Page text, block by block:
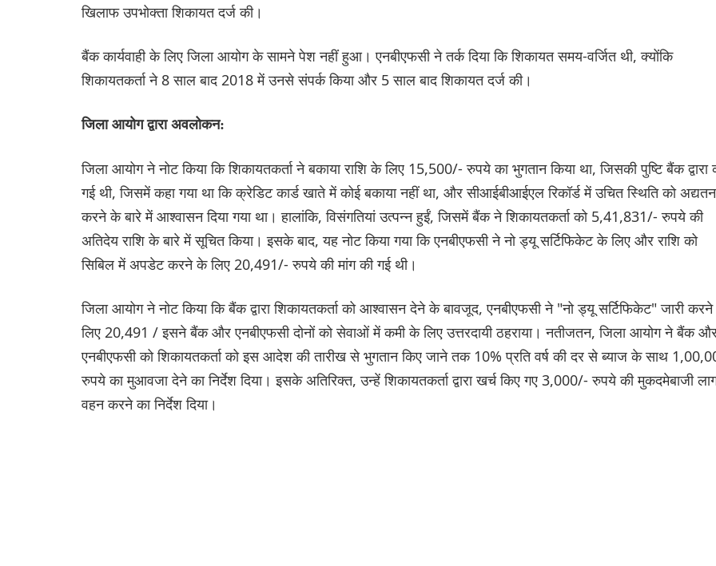
खिलाफ उपभोक्ता शिकायत दर्ज की।
बैंक कार्यवाही के लिए जिला आयोग के सामने पेश नहीं हुआ। एनबीएफसी ने तर्क दिया कि शिकायत समय-वर्जित थी, क्योंकि
शिकायतकर्ता ने 8 साल बाद 2018 में उनसे संपर्क किया और 5 साल बाद शिकायत दर्ज की।
जिला आयोग द्वारा अवलोकन:
जिला आयोग ने नोट किया कि शिकायतकर्ता ने बकाया राशि के लिए 15,500/- रुपये का भुगतान किया था, जिसकी पुष्टि बैंक द्वारा
गई थी, जिसमें कहा गया था कि क्रेडिट कार्ड खाते में कोई बकाया नहीं था, और सीआईबीआईएल रिकॉर्ड में उचित स्थिति को अद्यतन
करने के बारे में आश्वासन दिया गया था। हालांकि, विसंगतियां उत्पन्न हुईं, जिसमें बैंक ने शिकायतकर्ता को 5,41,831/- रुपये की
अतिदेय राशि के बारे में सूचित किया। इसके बाद, यह नोट किया गया कि एनबीएफसी ने नो ड्यू सर्टिफिकेट के लिए और राशि को
सिबिल में अपडेट करने के लिए 20,491/- रुपये की मांग की गई थी।
जिला आयोग ने नोट किया कि बैंक द्वारा शिकायतकर्ता को आश्वासन देने के बावजूद, एनबीएफसी ने "नो ड्यू सर्टिफिकेट" जारी
लिए 20,491 / इसने बैंक और एनबीएफसी दोनों को सेवाओं में कमी के लिए उत्तरदायी ठहराया। नतीजतन, जिला आयोग ने बैंक
एनबीएफसी को शिकायतकर्ता को इस आदेश की तारीख से भुगतान किए जाने तक 10% प्रति वर्ष की दर से ब्याज के साथ
रुपये का मुआवजा देने का निर्देश दिया। इसके अतिरिक्त, उन्हें शिकायतकर्ता द्वारा खर्च किए गए 3,000/- रुपये की मुकदमेबाजी
वहन करने का निर्देश दिया।